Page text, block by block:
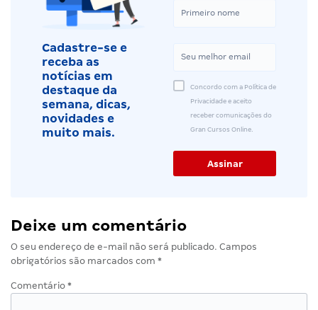
Cadastre-se e
receba as
notícias em
destaque da
semana, dicas,
novidades e
muito mais.
Concordo com a Política de
Privacidade e aceito
receber comunicações do
Gran Cursos Online.
Deixe um comentário
O seu endereço de e-mail não será publicado. Campos
obrigatórios são marcados com *
Comentário *